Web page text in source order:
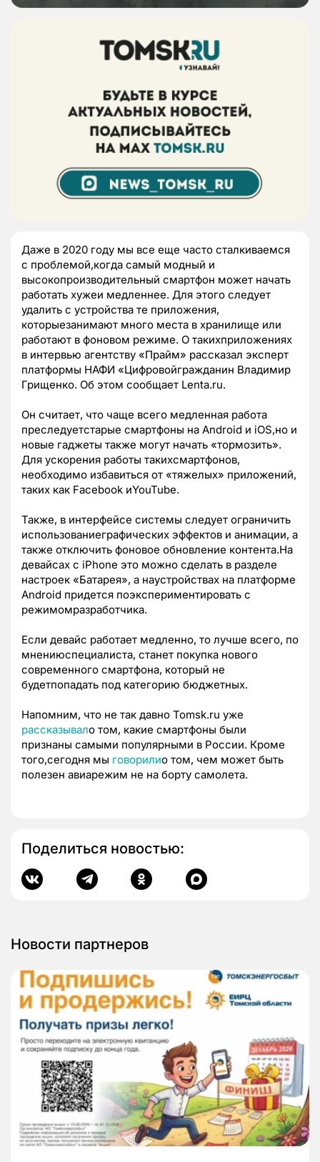
Даже в 2020 году мы все еще часто сталкиваемся
с проблемой,когда самый модный и
высокопроизводительный смартфон может начать
работать хужеи медленнее. Для этого следует
удалить с устройства те приложения,
которыезанимают много места в хранилище или
работают в фоновом режиме. О такихприложениях
в интервью агентству «Прайм» рассказал эксперт
платформы НАФИ «Цифровойгражданин Владимир
Грищенко. Об этом сообщает Lenta.ru.
Он считает, что чаще всего медленная работа
преследуетстарые смартфоны на Android и iOS,но и
новые гаджеты также могут начать «тормозить».
Для ускорения работы такихсмартфонов,
необходимо избавиться от «тяжелых» приложений,
таких как Facebook иYouTube.
Также, в интерфейсе системы следует ограничить
использованиеграфических эффектов и анимации, а
также отключить фоновое обновление контента.На
девайсах с iPhone это можно сделать в разделе
настроек «Батарея», а наустройствах на платформе
Android придется поэкспериментировать с
режимомразработчика.
Если девайс работает медленно, то лучше всего, по
мнениюспециалиста, станет покупка нового
современного смартфона, который не
будетпопадать под категорию бюджетных.
Напомним, что не так давно Tomsk.ru уже
рассказывало том, какие смартфоны были
признаны самыми популярными в России. Кроме
того,сегодня мы говорилио том, чем может быть
полезен авиарежим не на борту самолета.
Поделиться новостью:
Новости партнеров